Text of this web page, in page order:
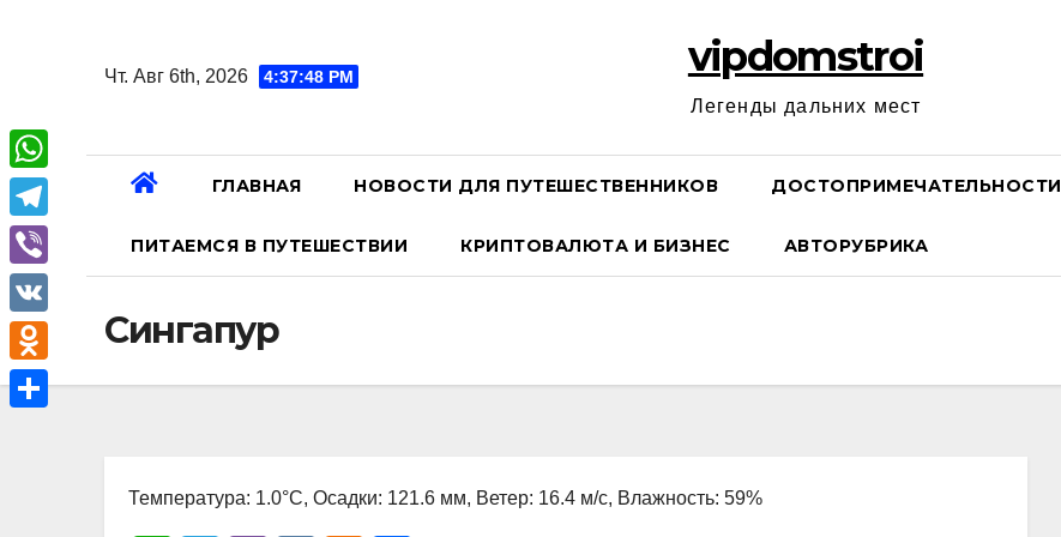
Чт. Авг 6th, 2026 4:37:49 PM vipdomstroi
Легенды дальних мест
ГЛАВНАЯ НОВОСТИ ДЛЯ ПУТЕШЕСТВЕННИКОВ ДОСТОПРИМЕЧАТЕЛЬНОСТИ
ПИТАЕМСЯ В ПУТЕШЕСТВИИ КРИПТОВАЛЮТА И БИЗНЕС АВТОРУБРИКА
Сингапур
Температура: 1.0°C, Осадки: 121.6 мм, Ветер: 16.4 м/с, Влажность: 59%
W
h
a
A
T
e
l
e
g
V
i
b
e
V
K
O